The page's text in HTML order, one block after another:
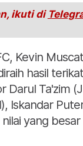
ikuti di
Kevin Muscat
hasil terikat
Darul Ta'zim
Iskandar
yang